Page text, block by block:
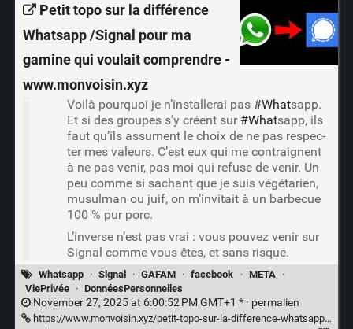
Petit topo sur la différence
Whatsapp /Signal pour ma
gamine qui voulait comprendre -
www.monvoisin.xyz
Voi­là pour­quoi je n’installerai pas #What­sapp.
Et si des groupes s’y créent sur #What­sapp, ils
faut qu’ils assument le choix de ne pas res­pec­
ter mes valeurs. C’est eux qui me contraignent
à ne pas venir, pas moi qui refuse de venir. Un
peu comme si sachant que je suis végé­ta­rien,
musul­man ou juif, on m’invitait à un bar­be­cue
100 % pur porc.
L’inverse n’est pas vrai : vous pou­vez venir sur
Signal comme vous êtes, et sans risque.
Whatsapp · Signal · GAFAM · facebook · META
·
ViePrivée
· DonnéesPersonnelles
November 27, 2025 at 6:00:52 PM GMT+1 * · permalien
https://www.monvoisin.xyz/petit-topo-sur-la-difference-whatsapp-signal-pour-ma-gamine/